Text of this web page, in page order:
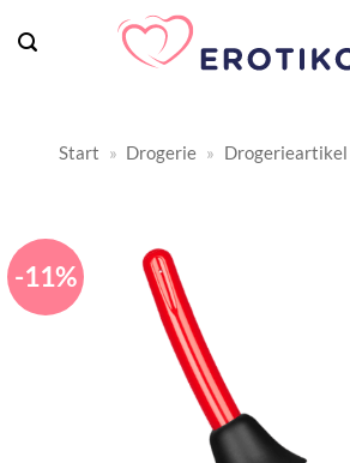
Inhalt
Start » Drogerie » Drogerieartikel
-11%